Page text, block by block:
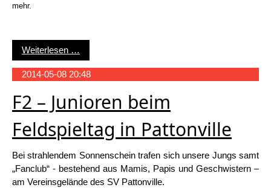
mehr.
Weiterlesen …
2014-05-08 20:48
F2 – Junioren beim
Feldspieltag in Pattonville
Bei strahlendem Sonnenschein trafen sich unsere Jungs samt
„Fanclub“ - bestehend aus Mamis, Papis und Geschwistern –
am Vereinsgelände des SV Pattonville.